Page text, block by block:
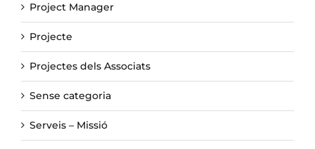
Project Manager
Projecte
Projectes dels Associats
Sense categoria
Serveis – Missió